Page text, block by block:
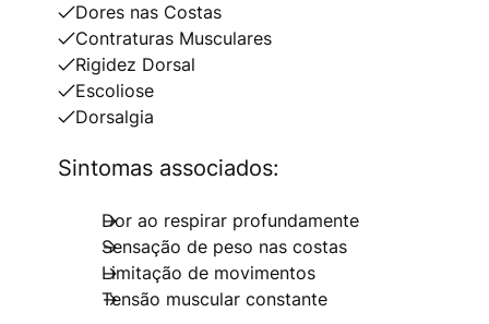
Dores nas Costas
Contraturas Musculares
Rigidez Dorsal
Escoliose
Dorsalgia
Sintomas associados:
Dor ao respirar profundamente
Sensação de peso nas costas
Limitação de movimentos
Tensão muscular constante